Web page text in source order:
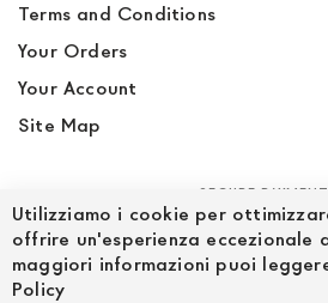
Terms and Conditions
Your Orders
Your Account
Site Map
SECURE
Utilizziamo i cookie per
offrire un'esperienza eccezionale
maggiori informazioni puoi
Policy